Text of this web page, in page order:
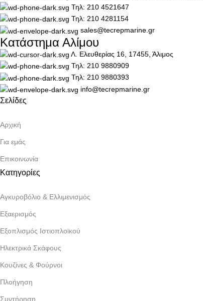
Τηλ: 210 4521647
Τηλ: 210 4281154
sales@tecrepmarine.gr
Κατάστημα Αλίμου
Λ. Ελευθερίας 16, 17455, Άλιμος
Τηλ: 210 9880909
Τηλ: 210 9880393
info@tecrepmarine.gr
Σελίδες
Αρχική
Για εμάς
Επικοινωνία
Κατηγορίες
Αγκυροβόλιο & Ελλιμενισμός
Εξαερισμός
Εξοπλισμός Ιστιοπλοϊκού
Ηλεκτρικά Σκάφους
Κουζίνες & Φούρνοι
Πλοήγηση
Συντήρηση